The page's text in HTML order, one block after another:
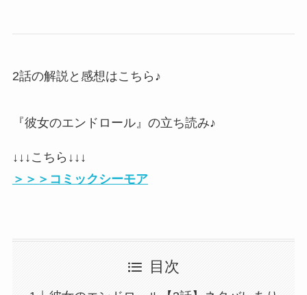
2話の解説と感想はこちら♪
『彼女のエンドロール』の立ち読み♪
↓↓↓こちら↓↓↓
＞＞＞コミックシーモア
目次